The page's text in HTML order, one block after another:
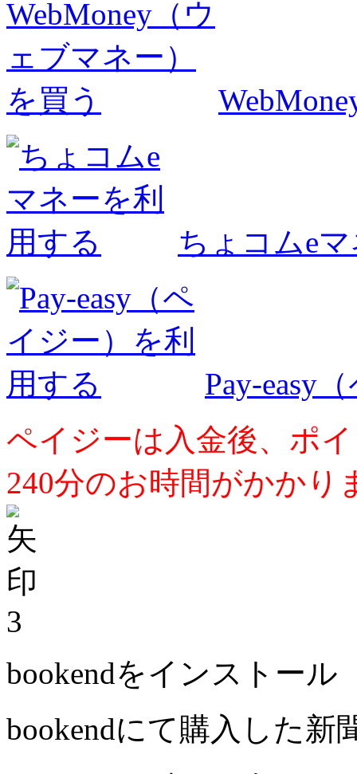
ちょコムe
Pay-easy
ペイジーは入金後、ポ
240分のお時間がかかり
3
bookendをインストール
bookendにて購入した新